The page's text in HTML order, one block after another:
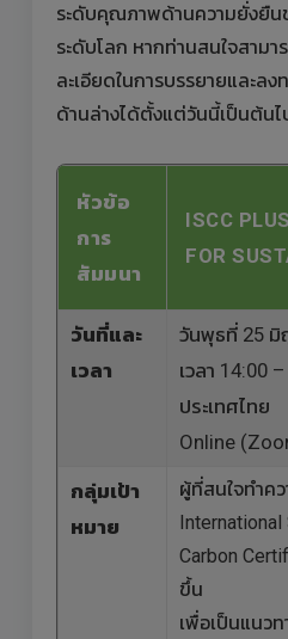
ระดับคุณภาพด้านความยั่งยืน
ระดับโลก หากท่านสนใจสามา
ละเอียดในการบรรยายและล
ด้านล่างได้ตั้งแต่วันนี้เป็นต้นไ
หัวข้อ
การ
สัมมนา
ISCC
FOR
วันที่และ
เวลา
วันพุธที่ 25 มิ
เวลา 14:00
ประเทศไทย
Online
กลุ่มเป้า
หมาย
ผู้ที่สนใจทำคว
Carbon
ขึ้น
เพื่อเป็นแนวท